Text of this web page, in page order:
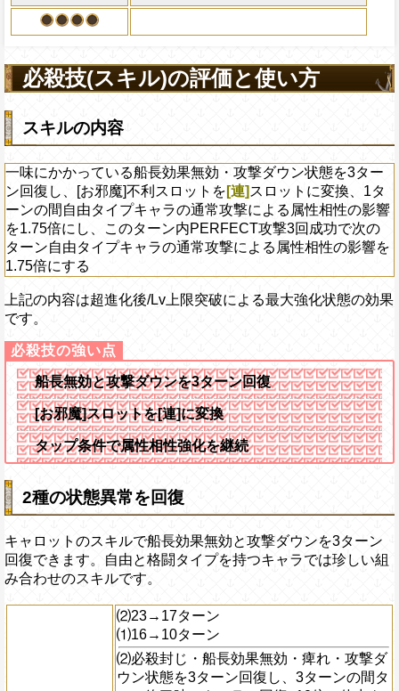
げる
必殺技(スキル)の評価と使い方
スキルの内容
一味にかかっている船長効果無効・攻撃ダウン状態を3ター
ン回復し、[お邪魔]不利スロットを [連] スロットに変換、1タ
ーンの間自由タイプキャラの通常攻撃による属性相性の影響
を1.75倍にし、このターン内PERFECT攻撃3回成功で次の
ターン自由タイプキャラの通常攻撃による属性相性の影響を
1.75倍にする
上記の内容は超進化後/Lv上限突破による最大強化状態の効果
です。
船長無効と攻撃ダウンを3ターン回復
[お邪魔]スロットを[連]に変換
タップ条件で属性相性強化を継続
2種の状態異常を回復
キャロットのスキルで船長効果無効と攻撃ダウンを3ターン
回復できます。自由と格闘タイプを持つキャラでは珍しい組
み合わせのスキルです。
⑵23→17ターン
⑴16→10ターン
⑵必殺封じ・船長効果無効・痺れ・攻撃ダ
ウン状態を3ターン回復し、3ターンの間タ